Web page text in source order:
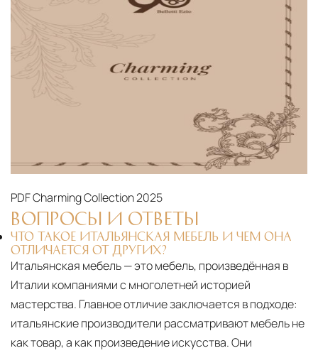
PDFCharming Collection 2025
ВОПРОСЫ И ОТВЕТЫ
ЧТО ТАКОЕ ИТАЛЬЯНСКАЯ МЕБЕЛЬ И ЧЕМ ОНА
ОТЛИЧАЕТСЯ ОТ ДРУГИХ?
Итальянская мебель — это мебель, произведённая в
Италии компаниями с многолетней историей
мастерства. Главное отличие заключается в подходе:
итальянские производители рассматривают мебель не
как товар, а как произведение искусства. Они